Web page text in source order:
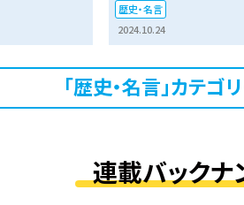
歴史・名言
2024.10.24
「歴史・名言」カテゴ
連載バックナ